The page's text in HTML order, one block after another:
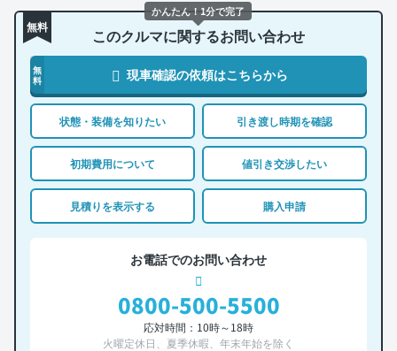
無料 このクルマに関するお問い合わせ
無
料
現車確認の依頼はこちらから
状態・装備を知りたい 引き渡し時期を確認
初期費用について 値引き交渉したい
見積りを表示する 購入申請
お電話でのお問い合わせ
0800-500-5500
応対時間：10時～18時
火曜定休日、夏季休暇、年末年始を除く
かんたん！1分で完了